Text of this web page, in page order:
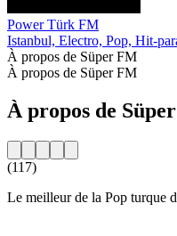
Power Türk FM
Istanbul, Electro, Pop, Hit-
À propos de Süper FM
À propos de Süper FM
À propos de
(117)
Le meilleur de la Pop turque